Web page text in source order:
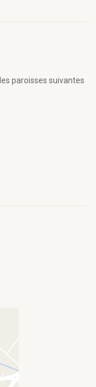
paroisses suivantes